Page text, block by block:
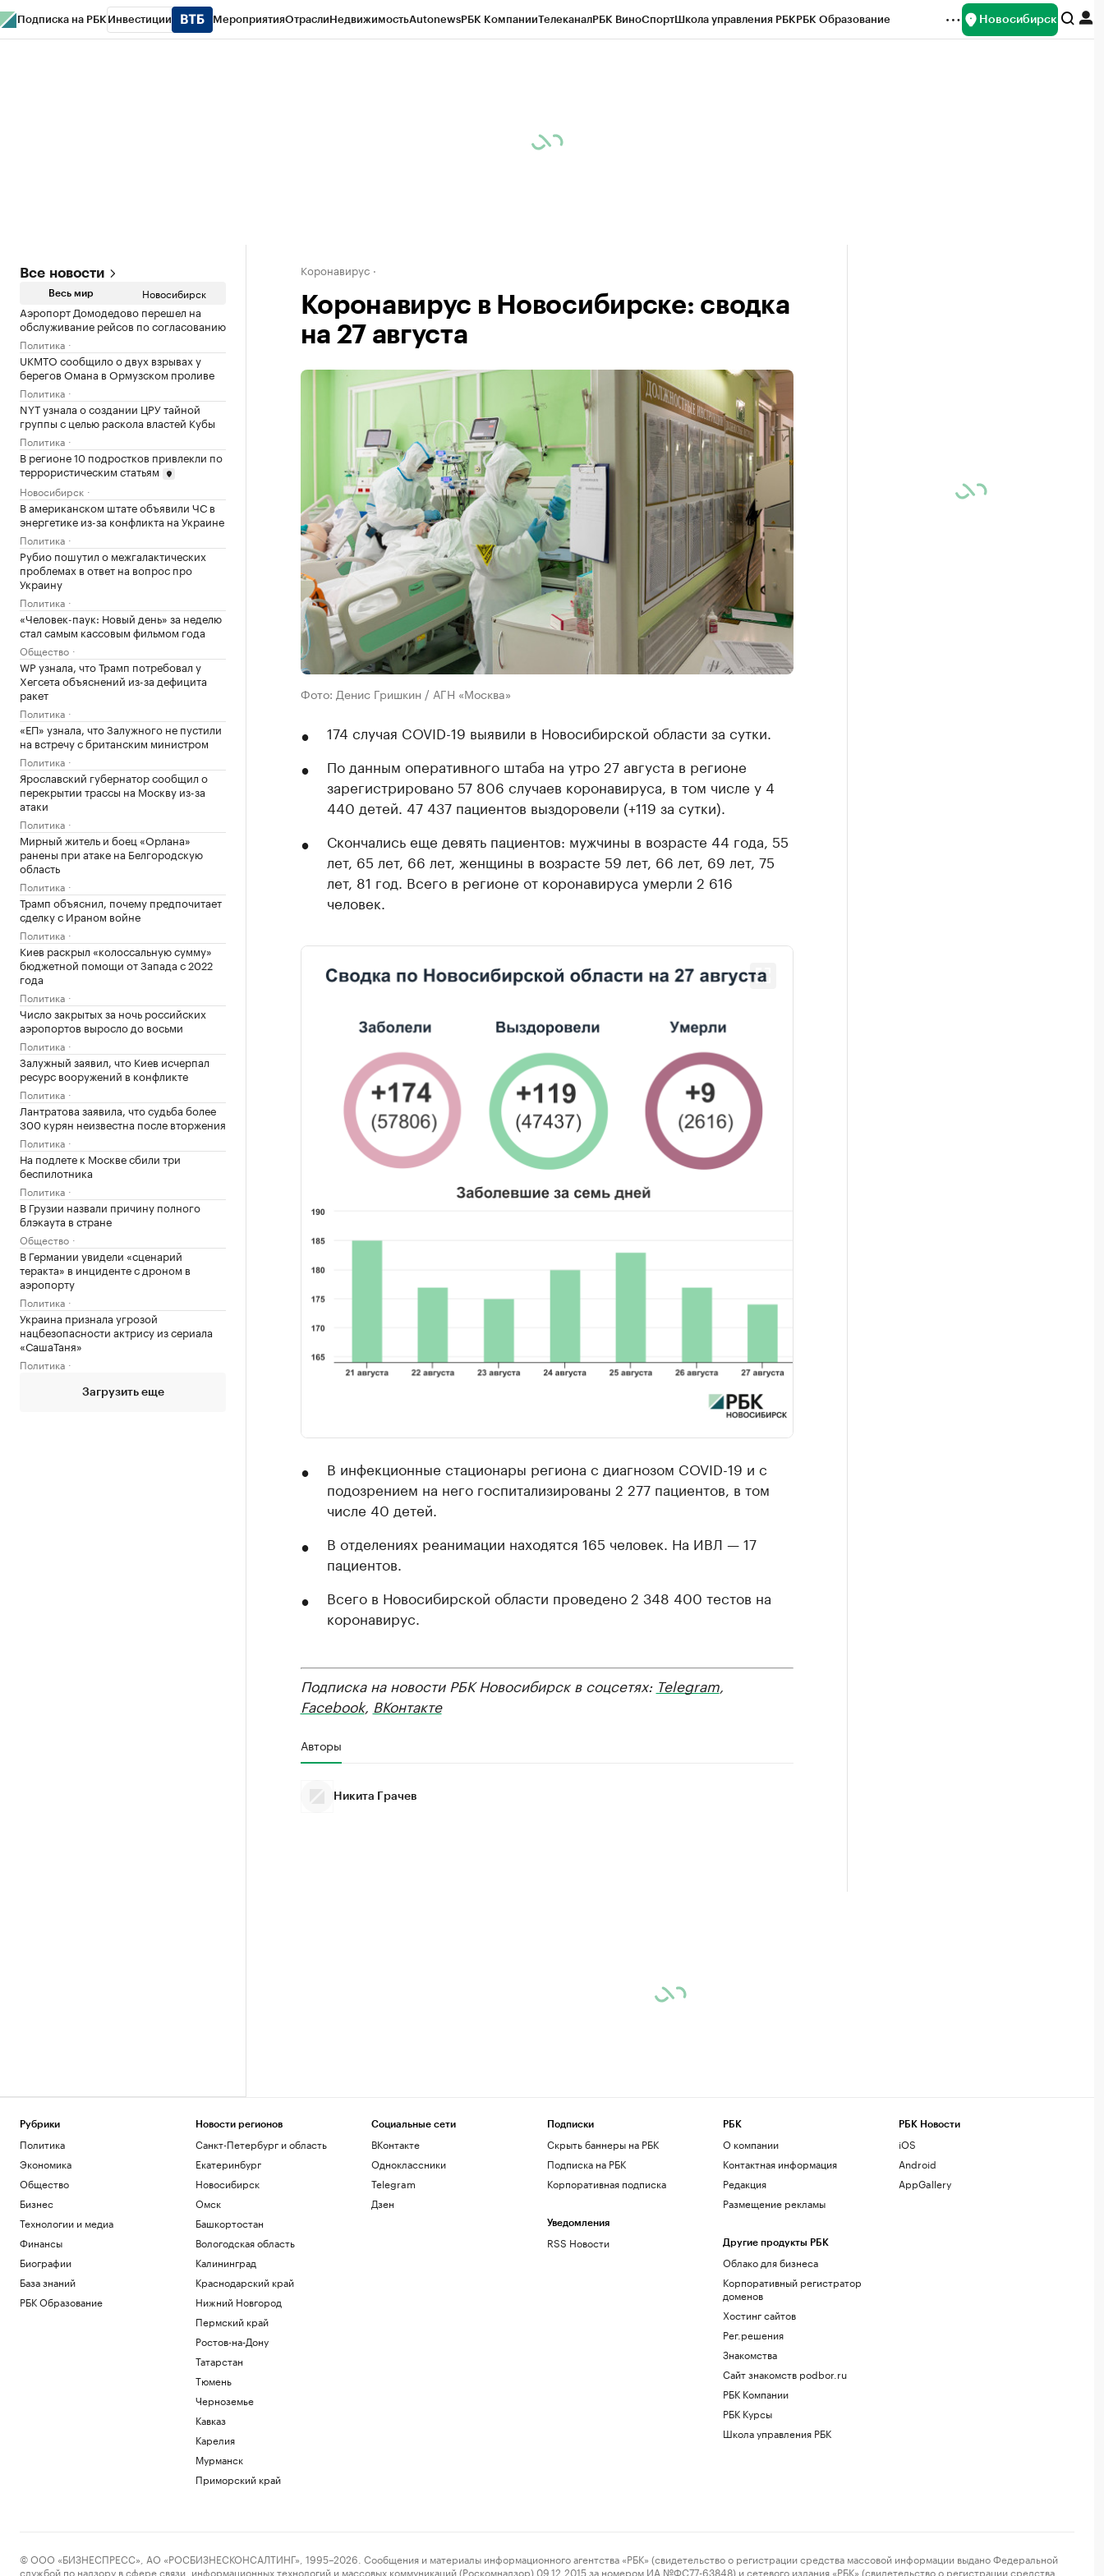
Подписка на РБК Инвестиции МероприятияОтраслиНедвижимостьAutonewsРБК КомпанииТелеканалРБК ВиноСпортШкола управления РБКРБК Образование Новосибирск
Все новости
Весь мир Новосибирск
Аэропорт Домодедово перешел на
обслуживание рейсов по согласованию
Политика
UKMTO сообщило о двух взрывах у
берегов Омана в Ормузском проливе
Политика
NYT узнала о создании ЦРУ тайной
группы с целью раскола властей Кубы
Политика
В регионе 10 подростков привлекли по
террористическим статьям
Новосибирск
В американском штате объявили ЧС в
энергетике из-за конфликта на Украине
Политика
Рубио пошутил о межгалактических
проблемах в ответ на вопрос про
Украину
Политика
«Человек-паук: Новый день» за неделю
стал самым кассовым фильмом года
Общество
WP узнала, что Трамп потребовал у
Хегсета объяснений из-за дефицита
ракет
Политика
«ЕП» узнала, что Залужного не пустили
на встречу с британским министром
Политика
Ярославский губернатор сообщил о
перекрытии трассы на Москву из-за
атаки
Политика
Мирный житель и боец «Орлана»
ранены при атаке на Белгородскую
область
Политика
Трамп объяснил, почему предпочитает
сделку с Ираном войне
Политика
Киев раскрыл «колоссальную сумму»
бюджетной помощи от Запада с 2022
года
Политика
Число закрытых за ночь российских
аэропортов выросло до восьми
Политика
Залужный заявил, что Киев исчерпал
ресурс вооружений в конфликте
Политика
Лантратова заявила, что судьба более
300 курян неизвестна после вторжения
Политика
На подлете к Москве сбили три
беспилотника
Политика
В Грузии назвали причину полного
блэкаута в стране
Общество
В Германии увидели «сценарий
теракта» в инциденте с дроном в
аэропорту
Политика
Украина признала угрозой
нацбезопасности актрису из сериала
«СашаТаня»
Политика
Загрузить еще
Коронавирус
Коронавирус в Новосибирске: сводка
на 27 августа
Фото: Денис Гришкин / АГН «Москва»
174 случая COVID-19 выявили в Новосибирской области за сутки.
По данным оперативного штаба на утро 27 августа в регионе
зарегистрировано 57 806 случаев коронавируса, в том числе у 4
440 детей. 47 437 пациентов выздоровели (+119 за сутки).
Скончались еще девять пациентов: мужчины в возрасте 44 года, 55
лет, 65 лет, 66 лет, женщины в возрасте 59 лет, 66 лет, 69 лет, 75
лет, 81 год. Всего в регионе от коронавируса умерли 2 616
человек.
В инфекционные стационары региона с диагнозом COVID-19 и с
подозрением на него госпитализированы 2 277 пациентов, в том
числе 40 детей.
В отделениях реанимации находятся 165 человек. На ИВЛ — 17
пациентов.
Всего в Новосибирской области проведено 2 348 400 тестов на
коронавирус.
Подписка на новости РБК Новосибирск в соцсетях: Telegram,
Facebook, ВКонтакте
Авторы
Никита Грачев
Рубрики
Политика
Экономика
Общество
Бизнес
Технологии и медиа
Финансы
Биографии
База знаний
РБК Образование
Новости регионов
Санкт-Петербург и область
Екатеринбург
Новосибирск
Омск
Башкортостан
Вологодская область
Калининград
Краснодарский край
Нижний Новгород
Пермский край
Ростов-на-Дону
Татарстан
Тюмень
Черноземье
Кавказ
Карелия
Мурманск
Приморский край
Социальные сети
ВКонтакте
Одноклассники
Telegram
Дзен
Подписки
Скрыть баннеры на РБК
Подписка на РБК
Корпоративная подписка
Уведомления
RSS Новости
РБК
О компании
Контактная информация
Редакция
Размещение рекламы
Другие продукты РБК
Облако для бизнеса
Корпоративный регистратор
доменов
Хостинг сайтов
Рег.решения
Знакомства
Сайт знакомств podbor.ru
РБК Компании
РБК Курсы
Школа управления РБК
РБК Новости
iOS
Android
AppGallery
© ООО «БИЗНЕСПРЕСС», АО «РОСБИЗНЕСКОНСАЛТИНГ», 1995–2026. Сообщения и материалы информационного агентства «РБК» (свидетельство о регистрации средства массовой информации выдано Федеральной
службой по надзору в сфере связи, информационных технологий и массовых коммуникаций (Роскомнадзор) 09.12.2015 за номером ИА №ФС77-63848) и сетевого издания «РБК» (свидетельство о регистрации средства